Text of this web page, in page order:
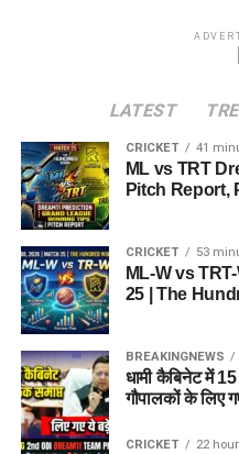
LATEST
CRICKET 41
ML vs TRT
Pitch Report,
CRICKET 53
ML-W vs
25 | The
BREAKINGNEWS
धामी कैबिनेट में
गौपालकों के लिए
CRICKET 22